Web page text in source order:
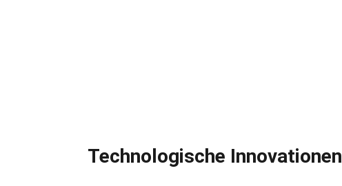
Technologische Innovationen